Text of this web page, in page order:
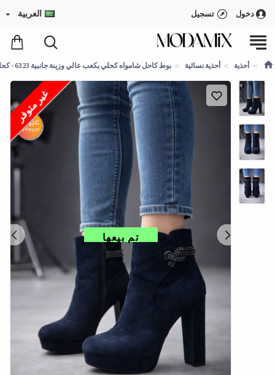
دخول تسجيل العربية
أحذية أحذية نسائية بوط كاحل شامواه كحلي بكعب عالي وزينة جانبية 6323 - كحلي
تم بيعها
غير متوفر